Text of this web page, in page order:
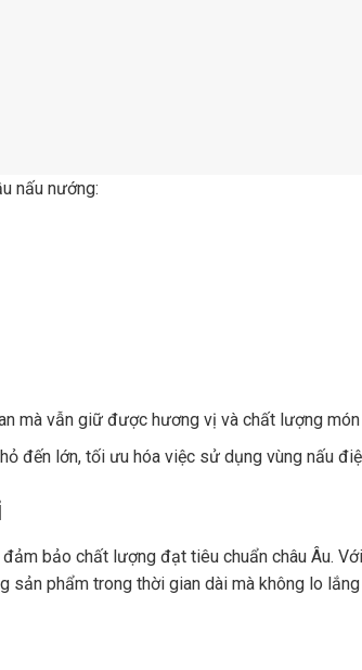
nấu nướng:
mà vẫn giữ được hương vị và chất lượng món
đến lớn, tối ưu hóa việc sử dụng vùng nấu
đảm bảo chất lượng đạt tiêu chuẩn châu Âu. Với
sản phẩm trong thời gian dài mà không lo